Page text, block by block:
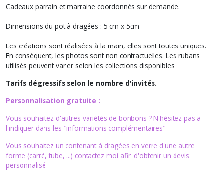
Cadeaux parrain et marraine coordonnés sur demande.
Dimensions du pot à dragées : 5 cm x 5cm
Les créations sont réalisées à la main, elles sont toutes uniques.
En conséquent, les photos sont non contractuelles. Les rubans
utilisés peuvent varier selon les collections disponibles.
Tarifs dégressifs selon le nombre d'invités.
Personnalisation gratuite :
Vous souhaitez d'autres variétés de bonbons ? N'hésitez pas à
l'indiquer dans les "informations complémentaires"
Vous souhaitez un contenant à dragées en verre d'une autre
forme (carré, tube, ...) contactez moi afin d'obtenir un devis
personnalisé